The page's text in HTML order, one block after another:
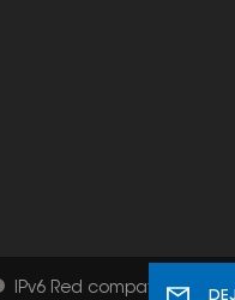
IPv6 Red compatible